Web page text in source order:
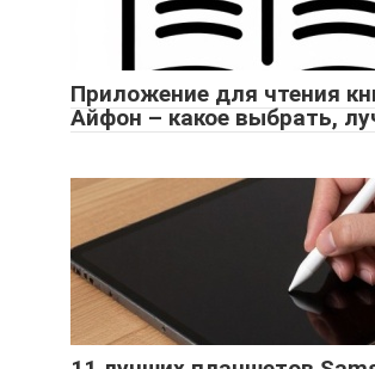
Приложение для чтения
Айфон – какое выбрать,